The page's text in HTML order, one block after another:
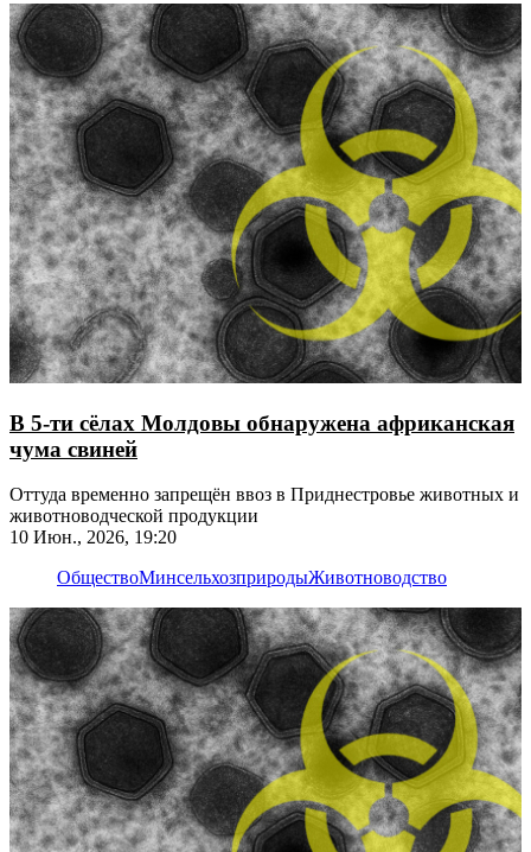
В 5-ти сёлах Молдовы обнаружена африканская
чума свиней
Оттуда временно запрещён ввоз в Приднестровье животных и
животноводческой продукции
10 Июн., 2026, 19:20
ОбществоМинсельхозприродыЖивотноводство